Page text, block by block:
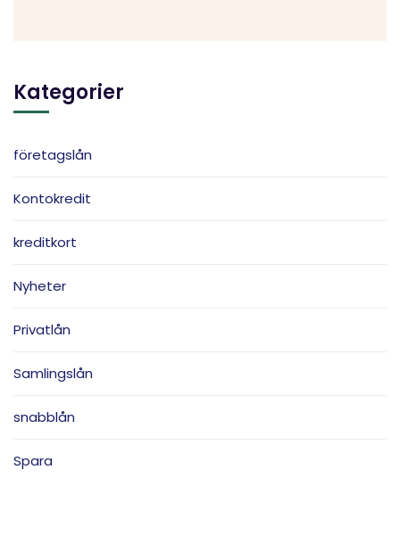
Kategorier
företagslån
Kontokredit
kreditkort
Nyheter
Privatlån
Samlingslån
snabblån
Spara